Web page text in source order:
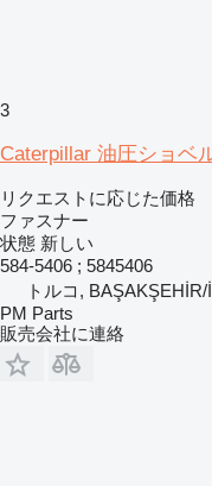
3
Caterpillar 油圧ショベ
リクエストに応じた価格
ファスナー
状態 新しい
584-5406 ; 5845406
トルコ,
PM Parts
販売会社に連絡